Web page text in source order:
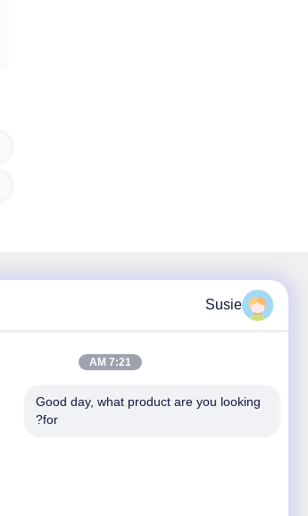
Susie
7:21 AM
Good day, what product are you looking
for?